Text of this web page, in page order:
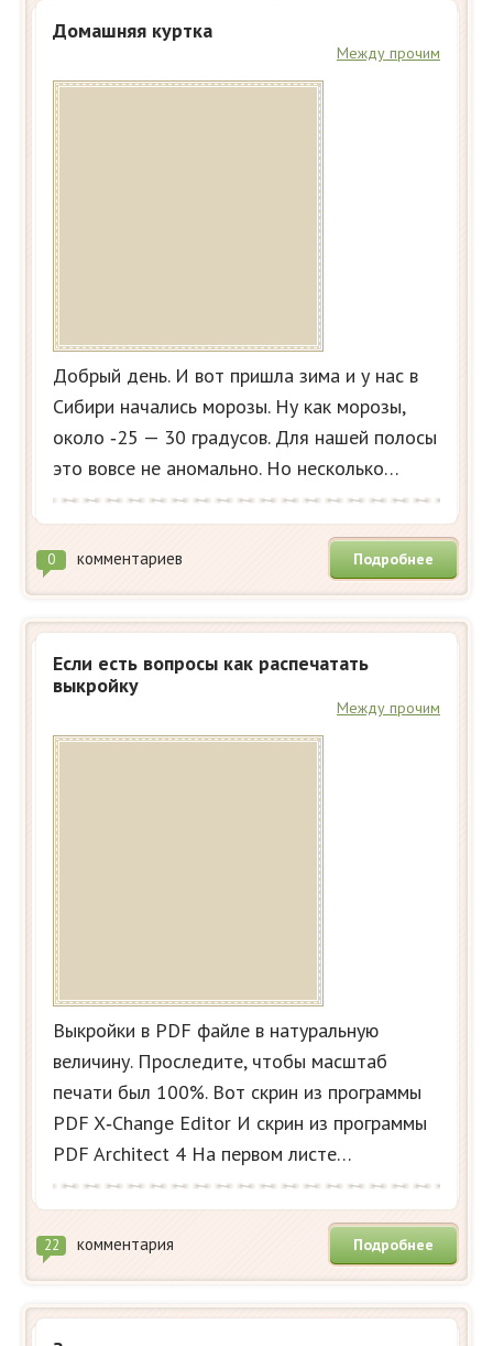
Домашняя куртка
Между прочим
Добрый день. И вот пришла зима и у нас в
Сибири начались морозы. Ну как морозы,
около ‑25 — 30 градусов. Для нашей полосы
это вовсе не аномально. Но несколько…
0 комментариев Подробнее
Если есть вопросы как распечатать
выкройку
Между прочим
Выкройки в PDF файле в натуральную
величину. Проследите, чтобы масштаб
печати был 100%. Вот скрин из программы
PDF X‑Change Edi­tor И скрин из программы
PDF Archi­tect 4 На первом листе…
22 комментария Подробнее